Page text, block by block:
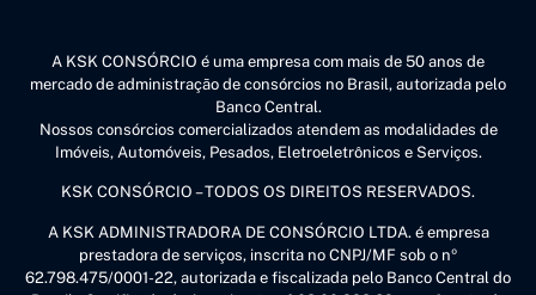
A KSK CONSÓRCIO é uma empresa com mais de 50 anos de
mercado de administração de consórcios no Brasil, autorizada pelo
Banco Central.
Nossos consórcios comercializados atendem as modalidades de
Imóveis, Automóveis, Pesados, Eletroeletrônicos e Serviços.
KSK CONSÓRCIO – TODOS OS DIREITOS RESERVADOS.
A KSK ADMINISTRADORA DE CONSÓRCIO LTDA. é empresa
prestadora de serviços, inscrita no CNPJ/MF sob o nº
62.798.475/0001-22, autorizada e fiscalizada pelo Banco Central do